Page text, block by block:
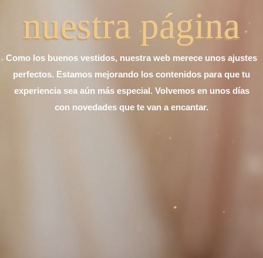
nuestra página
Como los buenos vestidos, nuestra web merece unos ajustes
perfectos. Estamos mejorando los contenidos para que tu
experiencia sea aún más especial. Volvemos en unos días
con novedades que te van a encantar.